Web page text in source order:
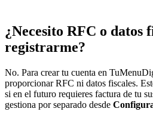
¿Necesito RFC o datos
registrarme?
No. Para crear tu cuenta en
proporcionar RFC ni datos fiscales.
si en el futuro requieres factura de tu
gestiona por separado desde